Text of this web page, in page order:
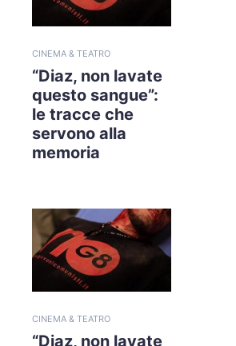
CINEMA & TEATRO
“Diaz, non lavate
questo sangue”:
le tracce che
servono alla
memoria
CINEMA & TEATRO
“Diaz, non lavate